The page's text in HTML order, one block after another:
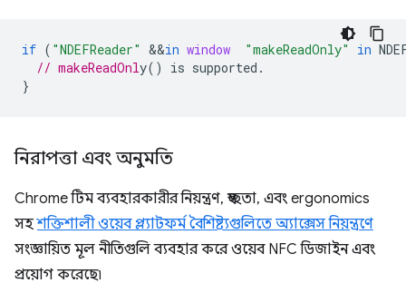
if ( "NDEFReader" &&in window "makeReadOnly" in
// makeReadOnl
}
নিরাপত্তা এবং অনুমতি
Chrome টিম ব্যবহারকারীর নিয়ন্ত্রণ, স্বচ্ছতা, এবং ergonomics
সহশক্তিশালী ওয়েব প্ল্যাটফর্ম বৈশিষ্ট্যগুলিতে অ্যাক্সেস নিয়ন্ত্রণে
সংজ্ঞায়িত মূল নীতিগুলি ব্যবহার করে ওয়েব NFC ডিজাইন এবং
প্রয়োগ করেছে৷